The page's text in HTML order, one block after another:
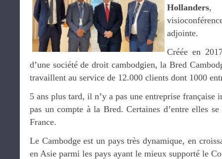
Hollanders,
adjointe.
Créée en
d’une société de droit cambodgien, la Bred
travaillent au service de 12.000 clients dont 1000
5 ans plus tard, il n’y a pas une entreprise française
pas un compte à la Bred. Certaines d’entre elles
France.
Le Cambodge est un pays très dynamique, en
en Asie parmi les pays ayant le mieux supporté le